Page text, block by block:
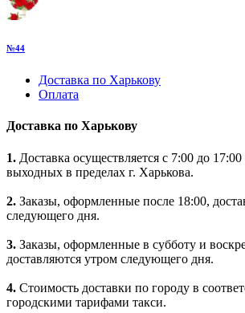
№44
Доставка по Харькову
Оплата
Доставка по Харькову
1. Доставка осуществляется с 7:00 до
выходных в пределах г. Харькова.
2. Заказы, оформленные после 18:00,
следующего дня.
3. Заказы, оформленные в субботу и
доставляются утром следующего дня.
4. Стоимость доставки по городу в
городскими тарифами такси.